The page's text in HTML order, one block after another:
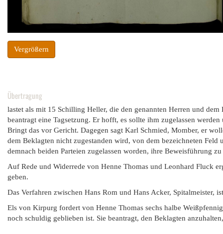
Vergrößern
Übertragung
lastet als mit 15 Schilling Heller, die den genannten Herren und
beantragt eine Tagsetzung. Er hofft, es sollte ihm zugelassen
Bringt das vor Gericht. Dagegen sagt Karl Schmied, Momber, er
dem Beklagten nicht zugestanden wird, von dem bezeichneten
demnach beiden Parteien zugelassen worden, ihre Beweisführung
Auf Rede und Widerrede von Henne Thomas und Leonhard Fluck
geben.
Das Verfahren zwischen Hans Rom und Hans Acker, Spitalmeister,
Els von Kirpurg fordert von Henne Thomas sechs halbe
noch schuldig geblieben ist. Sie beantragt, den Beklagten